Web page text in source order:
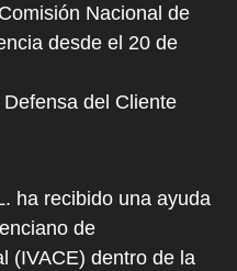
Nacional de
desde el 20 de
del Cliente
ha recibido una ayuda
de
(IVACE) dentro de la